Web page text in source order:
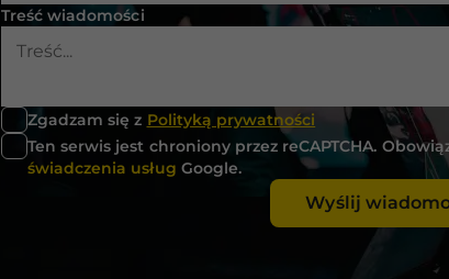
Treść wiadomości
Zgadzam się z Polityką prywatności
Ten serwis jest chroniony przez reCAPTCHA.
świadczenia usług Google.
Wyślij
Konieczne
one potrzebne
do
funkcjonowania
strony
internetowej.